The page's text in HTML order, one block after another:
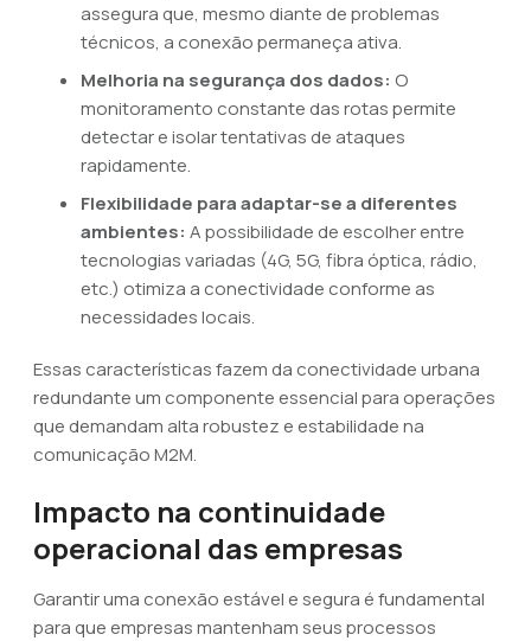
assegura que, mesmo diante de problemas
técnicos, a conexão permaneça ativa.
Melhoria na segurança dos dados: O
monitoramento constante das rotas permite
detectar e isolar tentativas de ataques
rapidamente.
Flexibilidade para adaptar-se a diferentes
ambientes: A possibilidade de escolher entre
tecnologias variadas (4G, 5G, fibra óptica, rádio,
etc.) otimiza a conectividade conforme as
necessidades locais.
Essas características fazem da conectividade urbana
redundante um componente essencial para operações
que demandam alta robustez e estabilidade na
comunicação M2M.
Impacto na continuidade
operacional das empresas
Garantir uma conexão estável e segura é fundamental
para que empresas mantenham seus processos